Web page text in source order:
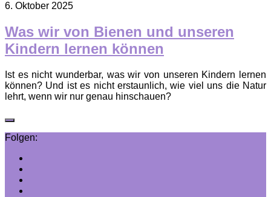
6. Oktober 2025
Was wir von Bienen und unseren
Kindern lernen können
Ist es nicht wunderbar, was wir von unseren Kindern lernen
können? Und ist es nicht erstaunlich, wie viel uns die Natur
lehrt, wenn wir nur genau hinschauen?
Folgen: